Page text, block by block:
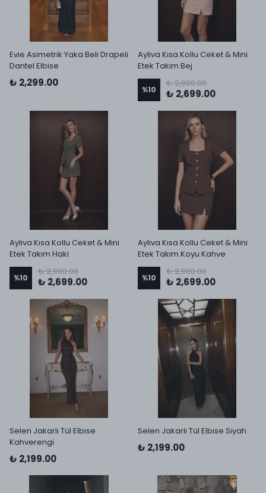
Evie Asimetrik Yaka Beli Drapeli
Dantel Elbise
₺ 2,299.00
Ayliva Kısa Kollu Ceket & Mini
Etek Takım Bej
%10
₺ 2,990.00
₺ 2,699.00
Ayliva Kısa Kollu Ceket & Mini
Etek Takım Haki
%10
₺ 2,990.00
₺ 2,699.00
Ayliva Kısa Kollu Ceket & Mini
Etek Takım Koyu Kahve
%10
₺ 2,990.00
₺ 2,699.00
Selen Jakarlı Tül Elbise
Kahverengi
₺ 2,199.00
Selen Jakarlı Tül Elbise Siyah
₺ 2,199.00